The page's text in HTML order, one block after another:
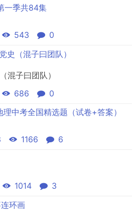
。因只有待在有...
一季共84集
543 0
史（混子曰团队）
混子曰团队）
686 0
中考全国精选题（试卷+答案）
1166 6
1014 3
环画